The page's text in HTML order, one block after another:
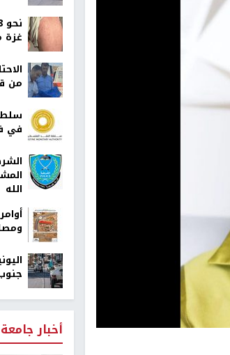
غزة
من
في
الله
أخبار